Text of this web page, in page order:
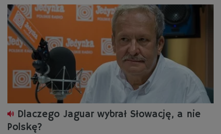
Dlaczego Jaguar wybrał Słowację, a nie
Polskę?